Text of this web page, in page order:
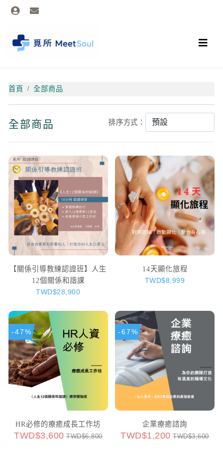
首頁 全部商品
全部商品 排序方式：
【關係引導教練認證班】人生
12個關係和諧課
TWD$28,900
14天顯化旅程
TWD$8,999
-47%
HR必修的療癒成長工作坊
TWD$3,600 TWD$6,800
-67%
企業療癒諮詢
TWD$1,200 TWD$3,600